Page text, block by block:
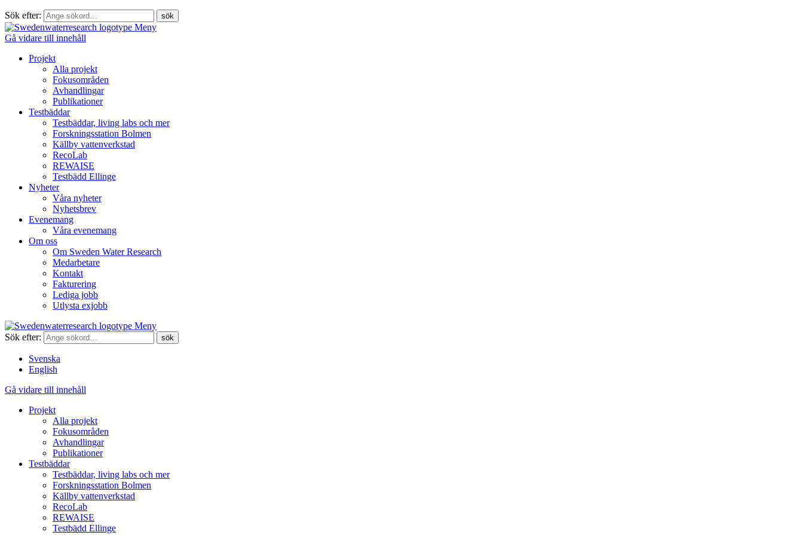
Sök efter:
Meny
Gå vidare till innehåll
Projekt
Alla projekt
Fokusområden
Avhandlingar
Publikationer
Testbäddar
Testbäddar, living labs och mer
Forskningsstation Bolmen
Källby vattenverkstad
RecoLab
REWAISE
Testbädd Ellinge
Nyheter
Våra nyheter
Nyhetsbrev
Evenemang
Våra evenemang
Om oss
Om Sweden Water Research
Medarbetare
Kontakt
Fakturering
Lediga jobb
Utlysta exjobb
Meny
Sök efter:
Svenska
English
Gå vidare till innehåll
Projekt
Alla projekt
Fokusområden
Avhandlingar
Publikationer
Testbäddar
Testbäddar, living labs och mer
Forskningsstation Bolmen
Källby vattenverkstad
RecoLab
REWAISE
Testbädd Ellinge